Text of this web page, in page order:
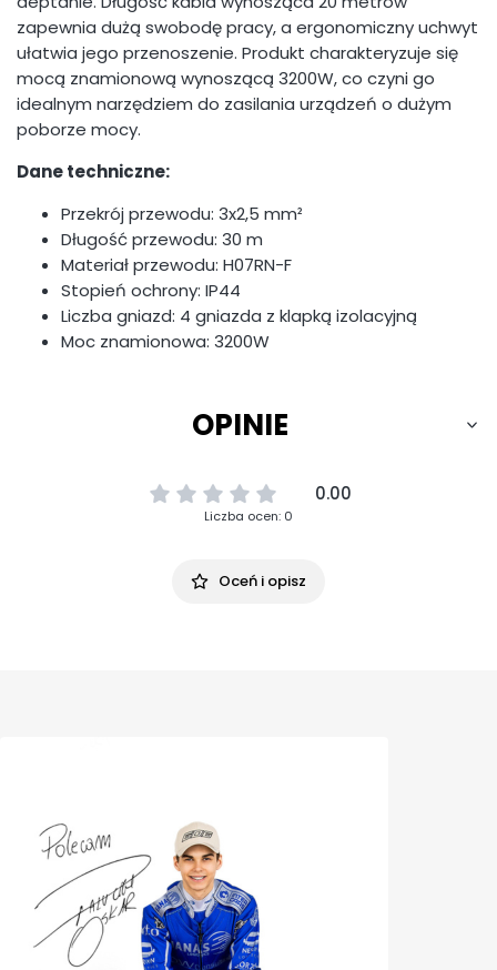
zapewnia dużą swobodę pracy, a ergonomiczny uchwyt
ułatwia jego przenoszenie. Produkt charakteryzuje się
mocą znamionową wynoszącą 3200W, co czyni go
idealnym narzędziem do zasilania urządzeń o dużym
poborze mocy.
Dane techniczne:
Przekrój przewodu: 3x2,5 mm²
Długość przewodu: 30 m
Materiał przewodu: H07RN-F
Stopień ochrony: IP44
Liczba gniazd: 4 gniazda z klapką izolacyjną
Moc znamionowa: 3200W
OPINIE
0.00
Liczba ocen: 0
Oceń i opisz